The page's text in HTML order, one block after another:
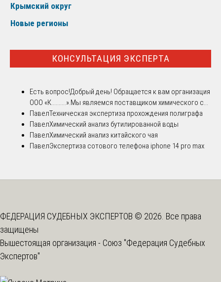
Крымский округ
Новые регионы
КОНСУЛЬТАЦИЯ ЭКСПЕРТА
Есть вопрос!Добрый день! Обращается к вам организация
ООО «К..........».Мы являемся поставщиком химического с...
ПавелТехническая экспертиза прохождения полиграфа
ПавелХимический анализ бутилированной воды
ПавелХимический анализ китайского чая
ПавелЭкспертиза сотового телефона iphone 14 pro max
ФЕДЕРАЦИЯ СУДЕБНЫХ ЭКСПЕРТОВ © 2026. Все права
защищены
Вышестоящая организация - Союз "Федерация Судебных
Экспертов"